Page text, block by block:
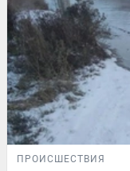
ПРОИСШЕСТВИЯ